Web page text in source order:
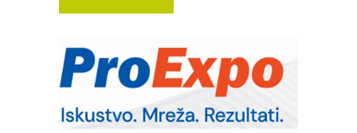
Potpuna efikasnost bez složenih
Trajna oznaka kao dugoročna korist
Bezbednost na prvom mestu!
IB BLUMENAUER - više od 40 godina
poverenja u industriji